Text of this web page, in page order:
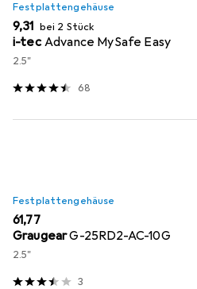
Festplattengehäuse
EUR
9,31 bei 2 Stück
i-tecAdvance MySafe Easy
2.5"
68
Festplattengehäuse
EUR
61,77
GraugearG-25RD2-AC-10G
2.5"
3